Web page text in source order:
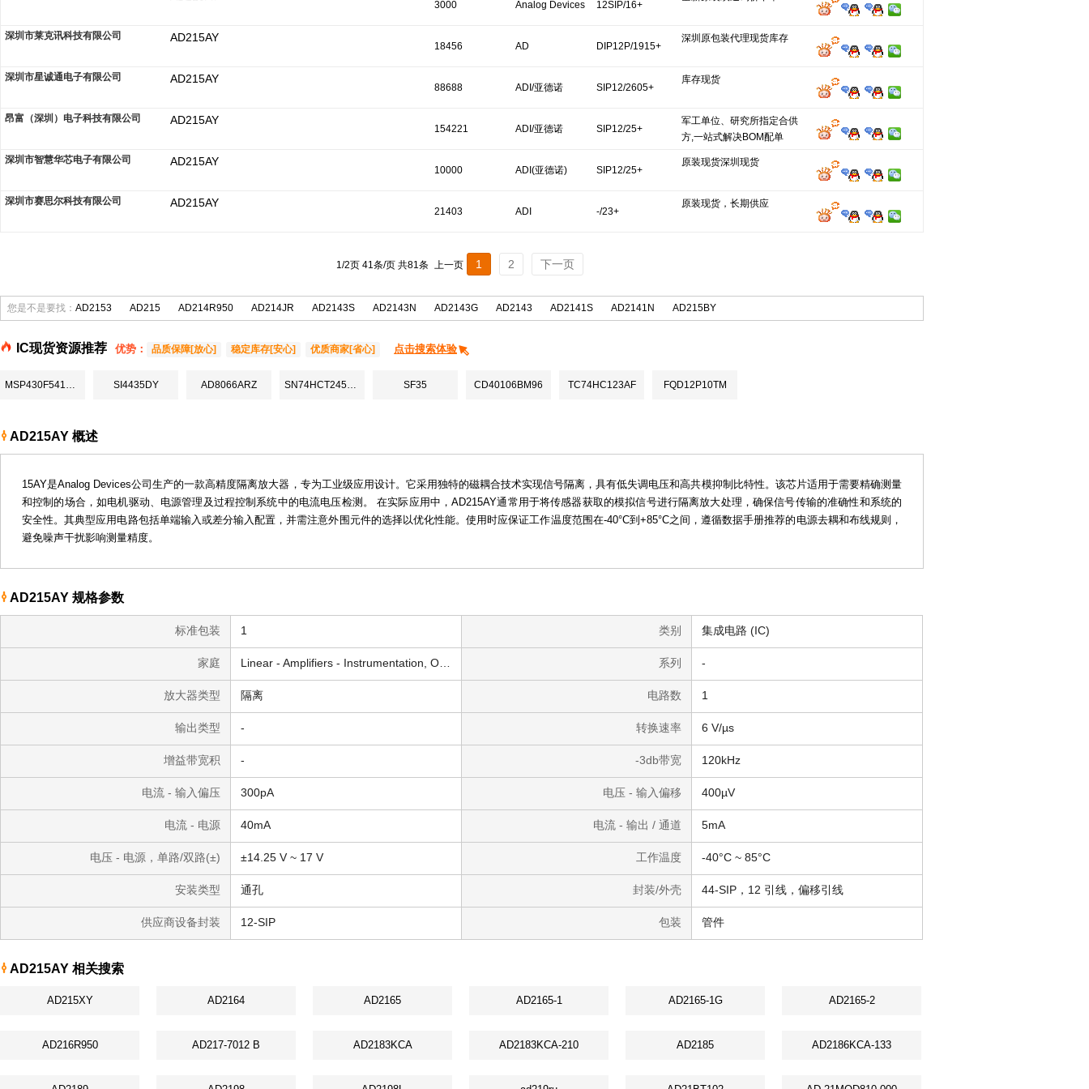
3000 Analog Devices 12SIP/16+
深圳市莱克讯科技有限公司 AD215AY
18456 AD DIP12P/1915+
深圳原包装代理现货库存
深圳市星诚通电子有限公司 AD215AY
88688 ADI/亚德诺 SIP12/2605+
库存现货
昂富（深圳）电子科技有限公司 AD215AY
154221 ADI/亚德诺 SIP12/25+
军工单位、研究所指定合供
方,一站式解决BOM配单
深圳市智慧华芯电子有限公司
AD215AY
10000 ADI(亚德诺) SIP12/25+
原装现货深圳现货
深圳市赛思尔科技有限公司 AD215AY
21403 ADI -/23+
原装现货，长期供应
1/2页 41条/页 共81条 上一页 1 2 下一页
您是不是要找： AD2153 AD215 AD214R950 AD214JR AD2143S AD2143N AD2143G AD2143 AD2141S AD2141N AD215BY
IC现货资源推荐 优势： 品质保障[放心] 稳定库存[安心] 优质商家[省心] 点击搜索体验
MSP430F5418IPNR SI4435DY AD8066ARZ SN74HCT245NSR SF35 CD40106BM96 TC74HC123AF FQD12P10TM
AD215AY 概述
15AY是Analog Devices公司生产的一款高精度隔离放大器，专为工业级应用设计。它采用独特的磁耦合技术实现信号隔离，具有低失调电压和高共模抑制比特性。该芯片适用于需要精确测量
和控制的场合，如电机驱动、电源管理及过程控制系统中的电流电压检测。 在实际应用中，AD215AY通常用于将传感器获取的模拟信号进行隔离放大处理，确保信号传输的准确性和系统的
安全性。其典型应用电路包括单端输入或差分输入配置，并需注意外围元件的选择以优化性能。使用时应保证工作温度范围在-40°C到+85°C之间，遵循数据手册推荐的电源去耦和布线规则，
避免噪声干扰影响测量精度。
AD215AY 规格参数
标准包装 1 类别 集成电路 (IC)
家庭 系列 -
放大器类型 隔离 电路数 1
输出类型 - 转换速率 6 V/µs
增益带宽积 - -3db带宽 120kHz
电流 - 输入偏压 300pA 电压 - 输入偏移 400µV
电流 - 电源 40mA 电流 - 输出 / 通道 5mA
电压 - 电源，单路/双路(±) ±14.25 V ~ 17 V 工作温度 -40°C ~ 85°C
安装类型 通孔 封装/外壳 44-SIP，12 引线，偏移引线
供应商设备封装 12-SIP 包装 管件
AD215AY 相关搜索
AD215XY AD2164 AD2165 AD2165-1 AD2165-1G AD2165-2
AD216R950 AD217-7012 B AD2183KCA AD2183KCA-210 AD2185 AD2186KCA-133